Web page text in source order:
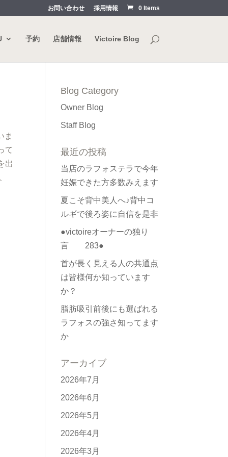
お問い合わせ 採用情報 0 Items
予約 店舗情報 Victoire Blog
ま
て
出
Blog Category
Owner Blog
Staff Blog
最近の投稿
当店のラフォステラで今年
妊娠できた方多数みえます
夏こそ背中美人へ♪背中コ
ルギで後ろ姿に自信を是非
●victoireオーナーの独り
言 283●
首が長く見える人の共通点
は皆様何か知っています
か？
脂肪吸引前後にも選ばれる
ラフォスの強さ知ってます
か
アーカイブ
2026年7月
2026年6月
2026年5月
2026年4月
2026年3月